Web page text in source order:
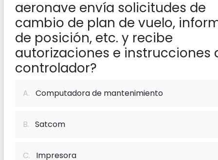
aeronave envía solicitudes de
cambio de plan de vuelo,
de posición, etc. y recibe
autorizaciones e instrucciones
controlador?
A. Computadora de mantenimiento
B. Satcom
C. Impresora